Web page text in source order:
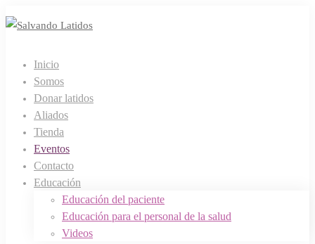
Inicio
Somos
Donar latidos
Aliados
Tienda
Eventos
Contacto
Educación
Educación del paciente
Educación para el personal de la salud
Videos